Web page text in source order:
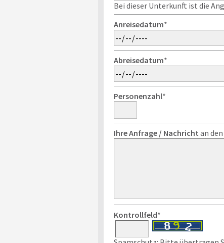
Bei dieser Unterkunft ist die
Anreisedatum*
Abreisedatum*
Personenzahl*
Ihre Anfrage / Nachricht an
Kontrollfeld*